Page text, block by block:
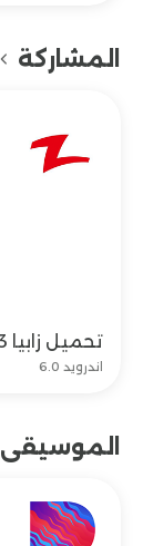
المشاركة
اندرويد 6.0
الموسيقى